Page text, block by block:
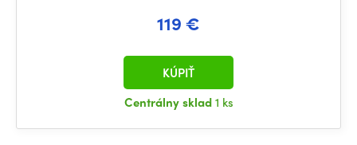
119 €
Centrálny sklad1 ks
KÚPIŤ